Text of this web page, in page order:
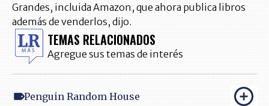
Grandes, incluida Amazon, que ahora publica libros
además de venderlos, dijo.
TEMAS RELACIONADOS
Agregue sus temas de interés
Penguin Random House